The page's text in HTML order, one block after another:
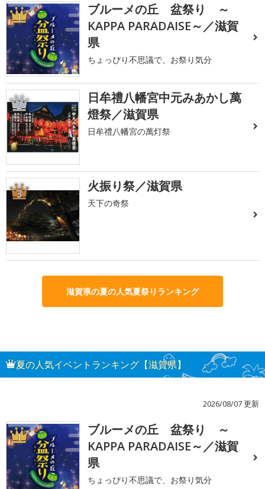
1
ブルーメの丘 盆祭り ～
KAPPA PARADAISE～／滋賀
県
ちょっぴり不思議で、お祭り気分
2
日牟禮八幡宮中元みあかし萬
燈祭／滋賀県
日牟禮八幡宮の萬灯祭
3 火振り祭／滋賀県
天下の奇祭
滋賀県の夏の人気夏祭りランキング
夏の人気イベントランキング【滋賀県】
2026/08/07 更新
1
ブルーメの丘 盆祭り ～
KAPPA PARADAISE～／滋賀
県
ちょっぴり不思議で、お祭り気分